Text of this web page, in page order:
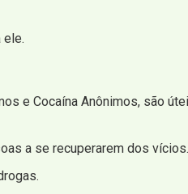
ele.
e Cocaína Anônimos, são
a se recuperarem dos vícios.